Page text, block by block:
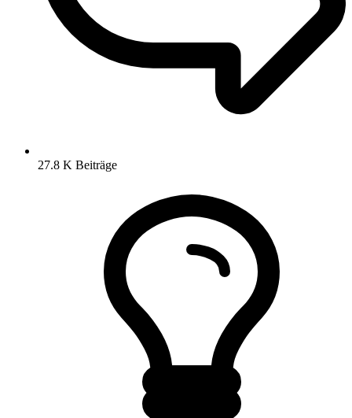
27.8 K Beiträge